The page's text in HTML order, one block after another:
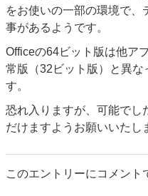
をお使いの一部の環境で、
事があるようです。
Officeの64ビット版は他ア
常版（32ビット版）と異
す。
恐れ入りますが、可能でし
だけますようお願いいたし
このエントリーにコメント